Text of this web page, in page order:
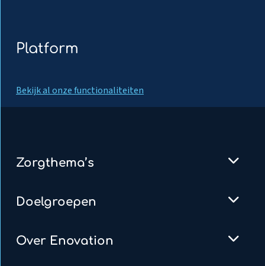
Platform
Bekijk al onze functionaliteiten
Zorgthema’s
Doelgroepen
Over Enovation